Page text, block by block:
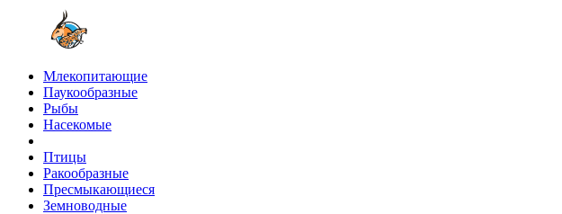
Млекопитающие
Паукообразные
Рыбы
Насекомые
Птицы
Ракообразные
Пресмыкающиеся
Земноводные